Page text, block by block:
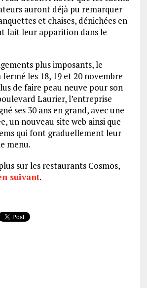
auront déjà pu remarquer
et chaises, dénichées en
fait leur apparition dans le
plus imposants, le
les 18, 19 et 20 novembre
de faire peau neuve pour son
Laurier, l’entreprise
ses 30 ans en grand, avec une
un nouveau site web ainsi que
qui font graduellement leur
menu.
sur les restaurants Cosmos,
suivant.